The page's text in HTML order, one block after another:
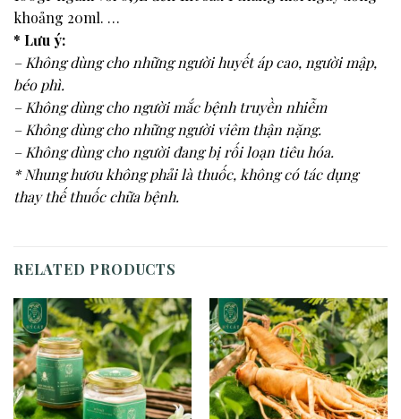
khoảng 20ml. …
* Lưu ý:
– Không dùng cho những người huyết áp cao, người mập,
béo phì.
– Không dùng cho người mắc bệnh truyền nhiễm
– Không dùng cho những người viêm thận nặng.
– Không dùng cho người đang bị rối loạn tiêu hóa.
* Nhung hươu không phải là thuốc, không có tác dụng
thay thế thuốc chữa bệnh.
RELATED PRODUCTS